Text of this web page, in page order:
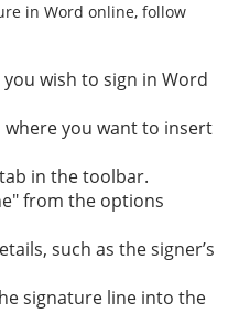
in Word online, follow
wish to sign in Word
where you want to insert
in the toolbar.
from the options
such as the signer’s
signature line into the